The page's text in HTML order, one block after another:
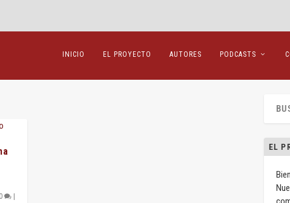
INICIO EL PROYECTO AUTORES PODCASTS
0
EL